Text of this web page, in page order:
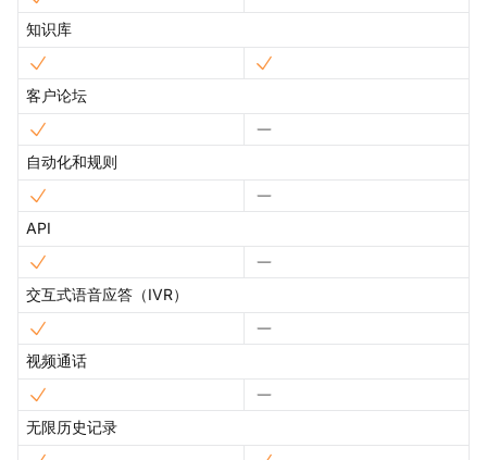
知识库
客户论坛
自动化和规则
API
交互式语音应答（IVR）
视频通话
无限历史记录